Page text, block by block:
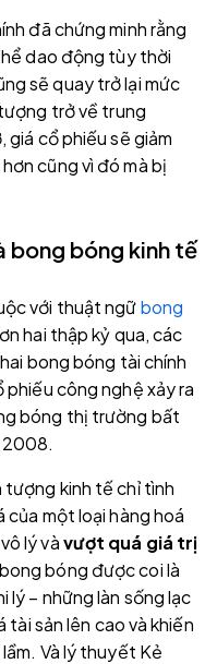
đã chứng minh rằng
dao động tùy thời
sẽ quay trở lại mức
trở về trung
giá cổ phiếu sẽ giảm
cũng vì đó mà bị
bong bóng kinh tế
với thuật ngữbong
hai thập kỷ qua, các
bong bóng tài chính
công nghệ xảy ra
bóng thị trường bất
2008.
kinh tế chỉ tình
một loại hàng hoá
lý vàvượt quá giá trị
bóng được coi là
lý – những làn sống lạc
sản lên cao và khiến
Và lý thuyết Kẻ